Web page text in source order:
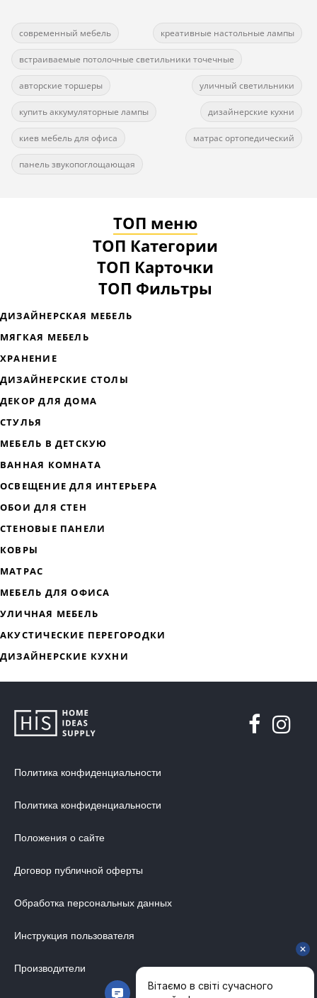
современный мебель креативные настольные лампы
встраиваемые потолочные светильники точечные
авторские торшеры уличный светильники
купить аккумуляторные лампы дизайнерские кухни
киев мебель для офиса матрас ортопедический
панель звукопоглощающая
ТОП меню
ТОП Категории
ТОП Карточки
ТОП Фильтры
ДИЗАЙНЕРСКАЯ МЕБЕЛЬ
ХРАНЕНИЕ
ДИЗАЙНЕРСКИЕ СТОЛЫ
МЕБЕЛЬ В ДЕТСКУЮ
ОБОИ ДЛЯ СТЕН
СТЕНОВЫЕ ПАНЕЛИ
МЕБЕЛЬ ДЛЯ ОФИСА
УЛИЧНАЯ МЕБЕЛЬ
Политика конфиденциальности
Политика конфиденциальности
Положения о сайте
Договор публичной оферты
Обработка персональных данных
Инструкция пользователя
Производители